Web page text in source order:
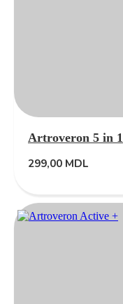
Artroveron 5 in 1
299,00 MDL